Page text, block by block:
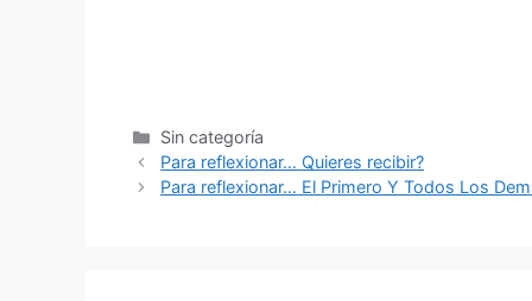
Sin categoría
Para reflexionar… Quieres recibir?
Para reflexionar… El Primero Y Todos Los